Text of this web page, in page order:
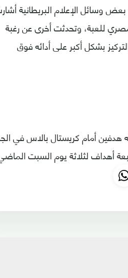
وسائل الإعلام البريطانية
للعبة، وتحدثت أخرى عن رغبة
بشكل أكبر على أدائه فوق
بعد تسجيله هدفين أمام كريستال بالاس في
أهداف لثلاثة يوم السبت